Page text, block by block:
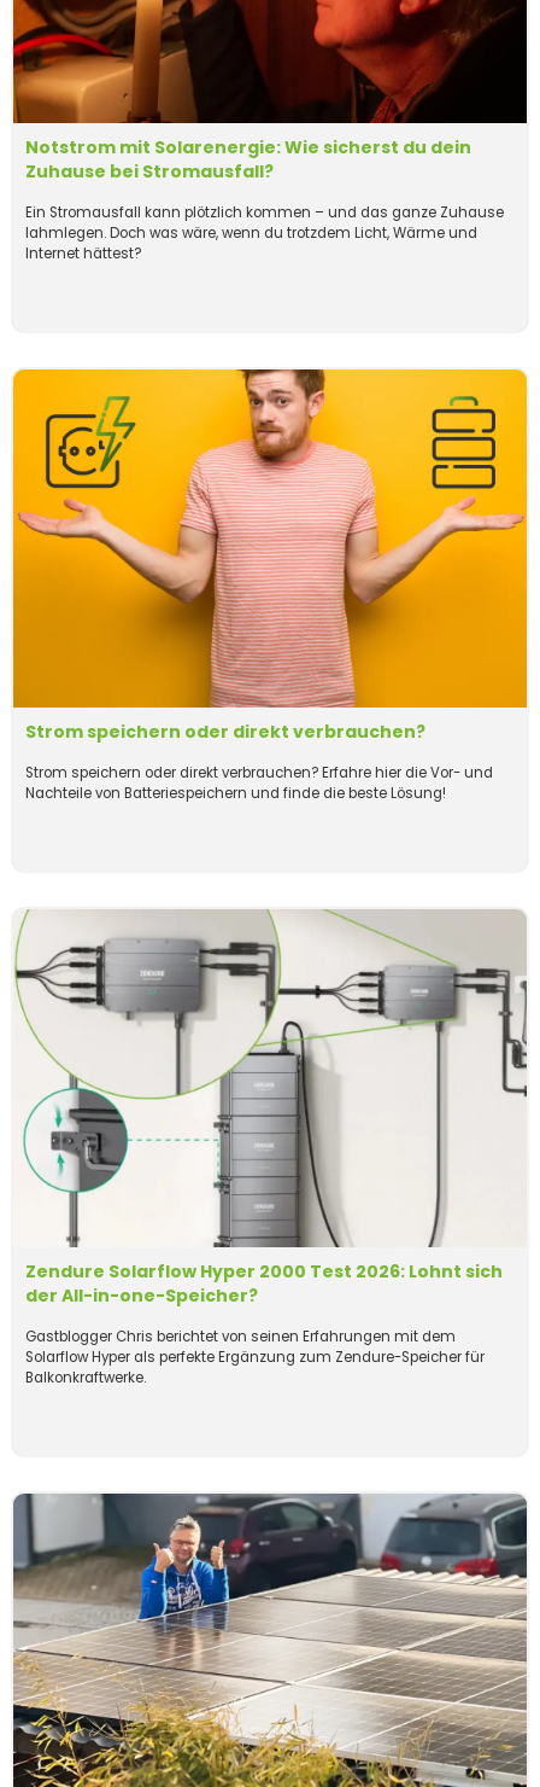
Notstrom mit Solarenergie: Wie sicherst du dein
Zuhause bei Stromausfall?
Ein Stromausfall kann plötzlich kommen – und das ganze Zuhause
lahmlegen. Doch was wäre, wenn du trotzdem Licht, Wärme und
Internet hättest?
Strom speichern oder direkt verbrauchen?
Strom speichern oder direkt verbrauchen? Erfahre hier die Vor- und
Nachteile von Batteriespeichern und finde die beste Lösung!
Zendure Solarflow Hyper 2000 Test 2026: Lohnt sich
der All-in-one-Speicher?
Gastblogger Chris berichtet von seinen Erfahrungen mit dem
Solarflow Hyper als perfekte Ergänzung zum Zendure-Speicher für
Balkonkraftwerke.